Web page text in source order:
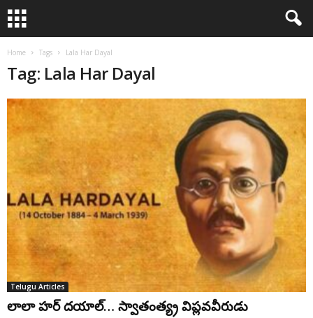
Home Tags Lala Har Dayal
Tag: Lala Har Dayal
Telugu Articles
లాలా హర్ దయాల్… స్వాతంత్య్ర విప్ల‌వవీరుడు